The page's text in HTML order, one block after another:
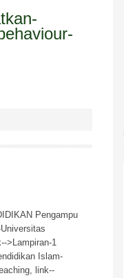
Pengampu
>Lampiran-1
Islam-
link--